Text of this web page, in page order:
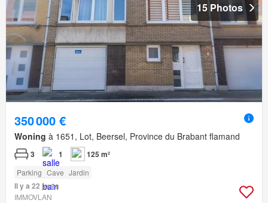
15 Photos
350 000 €
Woning à 1651, Lot, Beersel, Province du Brabant flamand
3 1 125 m²
Parking Cave Jardin
Il y a 22 jours
IMMOVLAN